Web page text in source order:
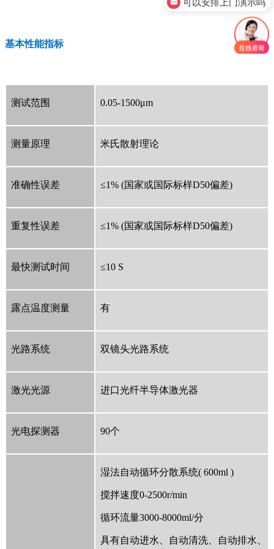
基本性能指标
测试范围 0.05-1500μm
测量原理 米氏散射理论
准确性误差 ≤1% (国家或国际标样D50偏差)
重复性误差 ≤1% (国家或国际标样D50偏差)
最快测试时间 ≤10 S
露点温度测量 有
光路系统 双镜头光路系统
激光光源 进口光纤半导体激光器
光电探测器 90个
湿法自动循环分散系统( 600ml )
搅拌速度0-2500r/min
循环流量3000-8000ml/分
具有自动进水、自动清洗、自动排水、
你们是官方代理吗